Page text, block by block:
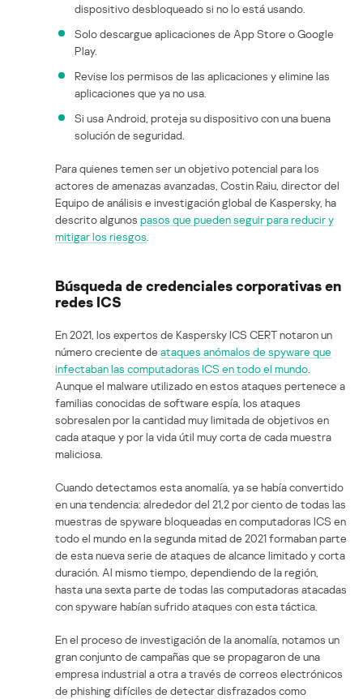
dispositivo desbloqueado si no lo está usando.
Solo descargue aplicaciones de App Store o Google
Play.
Revise los permisos de las aplicaciones y elimine las
aplicaciones que ya no usa.
Si usa Android, proteja su dispositivo con una buena
solución de seguridad.
Para quienes temen ser un objetivo potencial para los
actores de amenazas avanzadas, Costin Raiu, director del
Equipo de análisis e investigación global de Kaspersky, ha
descrito algunos pasos que pueden seguir para reducir y
mitigar los riesgos
Búsqueda de credenciales corporativas en
redes ICS
En 2021, los expertos de Kaspersky ICS CERT notaron un
número creciente de ataques anómalos de spyware que
infectaban las computadoras ICS en todo el mundo
Aunque el malware utilizado en estos ataques pertenece a
familias conocidas de software espía, los ataques
sobresalen por la cantidad muy limitada de objetivos en
cada ataque y por la vida útil muy corta de cada muestra
maliciosa.
Cuando detectamos esta anomalía, ya se había convertido
en una tendencia: alrededor del 21,2 por ciento de todas las
muestras de spyware bloqueadas en computadoras ICS en
todo el mundo en la segunda mitad de 2021 formaban parte
de esta nueva serie de ataques de alcance limitado y corta
duración. Al mismo tiempo, dependiendo de la región,
hasta una sexta parte de todas las computadoras atacadas
con spyware habían sufrido ataques con esta táctica.
En el proceso de investigación de la anomalía, notamos un
gran conjunto de campañas que se propagaron de una
empresa industrial a otra a través de correos electrónicos
de phishing difíciles de detectar disfrazados como